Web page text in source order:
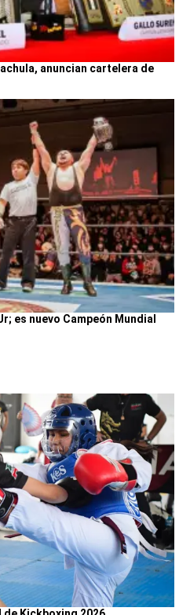
anuncian cartelera de
es nuevo Campeón Mundial